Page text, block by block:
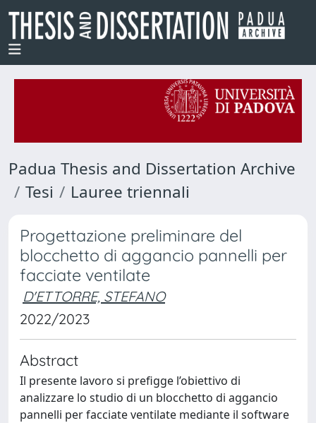
Padua Thesis and Dissertation Archive
Tesi
Lauree triennali
Progettazione preliminare del
blocchetto di aggancio pannelli per
facciate ventilate
D'ETTORRE, STEFANO
2022/2023
Abstract
Il presente lavoro si prefigge l’obiettivo di
analizzare lo studio di un blocchetto di aggancio
pannelli per facciate ventilate mediante il software